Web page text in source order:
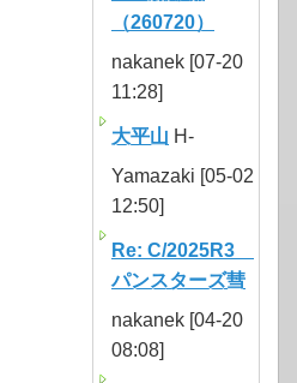
（260720）
nakanek [07-20
11:28]
大平山 H-
Yamazaki [05-02
12:50]
Re: C/2025R3
パンスターズ彗
nakanek [04-20
08:08]